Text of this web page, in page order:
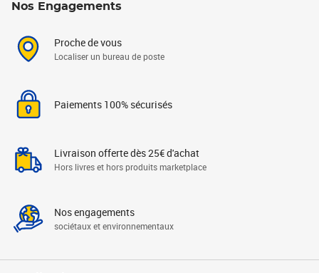
Nos Engagements
Proche de vous
Localiser un bureau de poste
Paiements 100% sécurisés
Livraison offerte dès 25€ d'achat
Hors livres et hors produits marketplace
Nos engagements
sociétaux et environnementaux